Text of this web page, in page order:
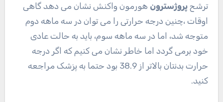
ترشح پروژسترون هورمون واکنش نشان می دهد گاهی
اوقات ،چنین درجه حرارتی را می توان در سه ماهه دوم
متوجه شد، اما در سه ماهه سوم، باید به حالت عادی
خود برمی گردد اما خاطر نشان می کنیم که اگر درجه
حرارت بدنتان بالاتر از 38.9 بود حتما به پزشک مراجعه
کنید.